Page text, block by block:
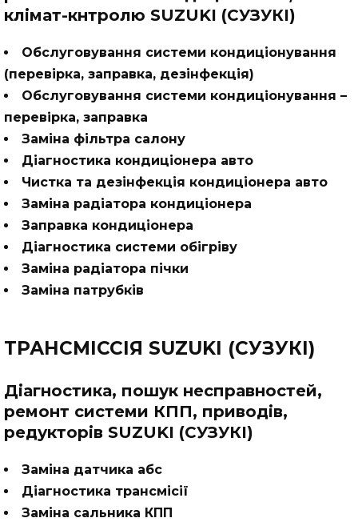
клімат-кнтролю SUZUKI (СУЗУКІ)
Обслуговування системи кондиціонування
(перевірка, заправка, дезінфекція)
Обслуговування системи кондицiонування –
перевiрка, заправка
Заміна фільтра салону
Діагностика кондиціонера авто
Чистка та дезінфекція кондиціонера авто
Заміна радіатора кондиціонера
Заправка кондиціонера
Діагностика системи обігріву
Заміна радіатора пічки
Заміна патрубків
ТРАНСМІССІЯ SUZUKI (СУЗУКІ)
Діагностика, пошук несправностей,
ремонт системи КПП, приводів,
редукторів SUZUKI (СУЗУКІ)
Заміна датчика абс
Діагностика трансмісії
Заміна сальника КПП